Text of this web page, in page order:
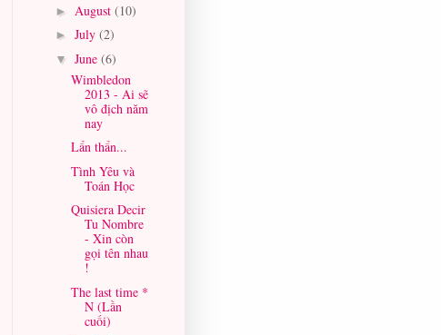
► August (10)
► July (2)
▼ June (6)
Wimbledon
2013 - Ai sẽ
vô địch năm
nay
Lẩn thẩn...
Tình Yêu và
Toán Học
Quisiera Decir
Tu Nombre
- Xin còn
gọi tên nhau
!
The last time *
N (Lần
cuối)